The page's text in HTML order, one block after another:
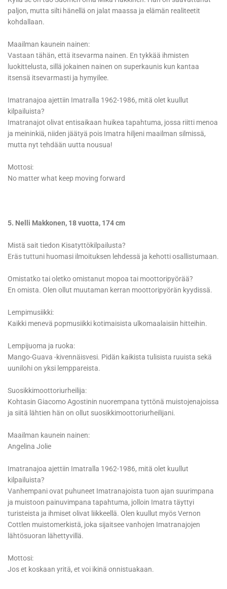
paljon, mutta silti hänellä on jalat maassa ja elämän realiteetit
kohdallaan.
Maailman kaunein nainen:
Vastaan tähän, että itsevarma nainen. En tykkää ihmisten
luokittelusta, sillä jokainen nainen on superkaunis kun kantaa
itsensä itsevarmasti ja hymyilee.
Imatranajoa ajettiin Imatralla 1962-1986, mitä olet kuullut
kilpailuista?
Imatranajot olivat entisaikaan huikea tapahtuma, jossa riitti menoa
ja meininkiä, niiden jäätyä pois Imatra hiljeni maailman silmissä,
mutta nyt tehdään uutta nousua!
Mottosi:
No matter what keep moving forward
5. Nelli Makkonen, 18 vuotta, 174 cm
Mistä sait tiedon Kisatyttökilpailusta?
Eräs tuttuni huomasi ilmoituksen lehdessä ja kehotti osallistumaan.
Omistatko tai oletko omistanut mopoa tai moottoripyörää?
En omista. Olen ollut muutaman kerran moottoripyörän kyydissä.
Lempimusiikki:
Kaikki menevä popmusiikki kotimaisista ulkomaalaisiin hitteihin.
Lempijuoma ja ruoka:
Mango-Guava -kivennäisvesi. Pidän kaikista tulisista ruuista sekä
uunilohi on yksi lemppareista.
Suosikkimoottoriurheilija:
Kohtasin Giacomo Agostinin nuorempana tyttönä muistojenajoissa
ja siitä lähtien hän on ollut suosikkimoottoriurheilijani.
Maailman kaunein nainen:
Angelina Jolie
Imatranajoa ajettiin Imatralla 1962-1986, mitä olet kuullut
kilpailuista?
Vanhempani ovat puhuneet Imatranajoista tuon ajan suurimpana
ja muistoon painuvimpana tapahtuma, jolloin Imatra täyttyi
turisteista ja ihmiset olivat liikkeellä. Olen kuullut myös Vernon
Cottlen muistomerkistä, joka sijaitsee vanhojen Imatranajojen
lähtösuoran lähettyvillä.
Mottosi:
Jos et koskaan yritä, et voi ikinä onnistuakaan.